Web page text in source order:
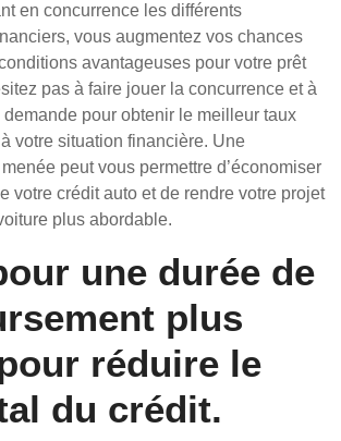
en concurrence les différents
vous augmentez vos chances
avantageuses pour votre prêt
pas à faire jouer la concurrence et à
pour obtenir le meilleur taux
votre situation financière. Une
peut vous permettre d’économiser
votre crédit auto et de rendre votre projet
plus abordable.
une durée de
plus
réduire le
du crédit.